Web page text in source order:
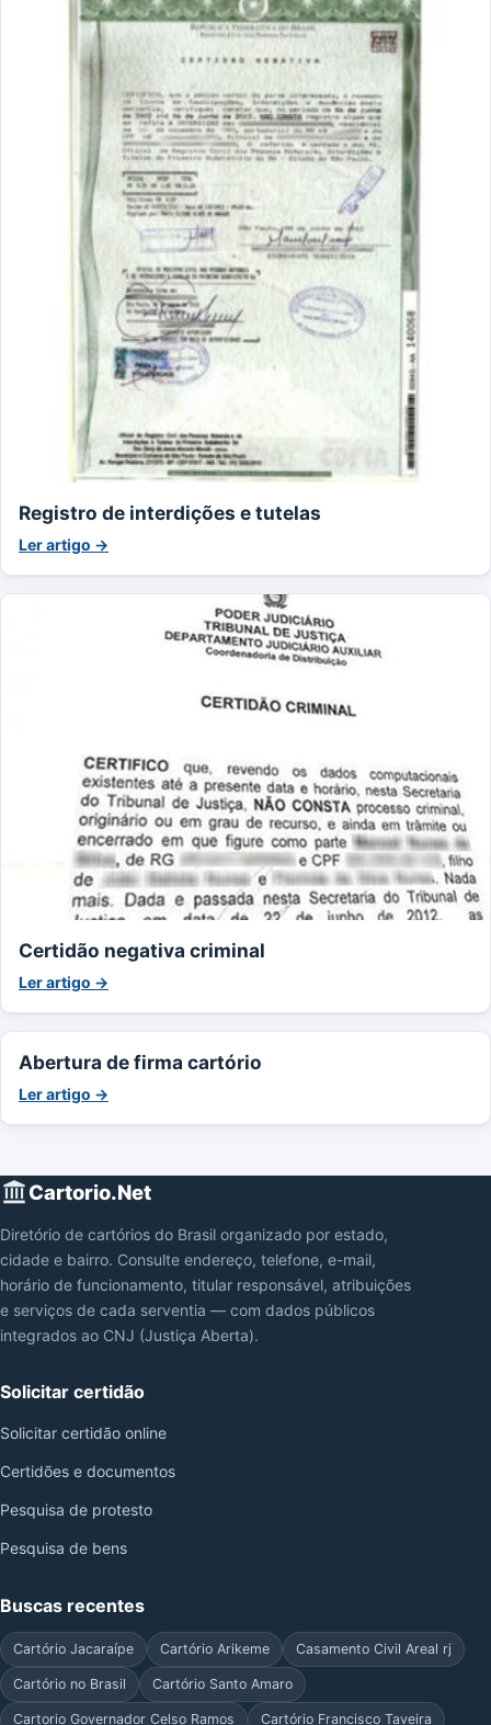
Registro de interdições e tutelas
Ler artigo →
Certidão negativa criminal
Ler artigo →
Abertura de firma cartório
Ler artigo →
Cartorio.Net
Diretório de cartórios do Brasil organizado por estado,
cidade e bairro. Consulte endereço, telefone, e-mail,
horário de funcionamento, titular responsável, atribuições
e serviços de cada serventia — com dados públicos
integrados ao CNJ (Justiça Aberta).
Solicitar certidão
Solicitar certidão online
Certidões e documentos
Pesquisa de protesto
Pesquisa de bens
Buscas recentes
Cartório Jacaraípe Cartório Arikeme Casamento Civil Areal rj
Cartório no Brasil Cartório Santo Amaro
Cartorio Governador Celso Ramos Cartório Francisco Taveira